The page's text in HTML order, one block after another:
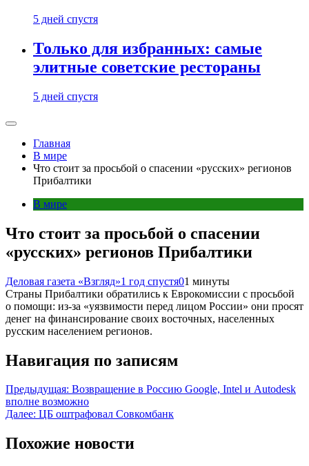
5 дней спустя
Только для избранных: самые
элитные советские рестораны
5 дней спустя
Главная
В мире
Что стоит за просьбой о спасении «русских» регионов
Прибалтики
В мире
Что стоит за просьбой о спасении
«русских» регионов Прибалтики
Деловая газета «Взгляд»1 год спустя01 минуты
Страны Прибалтики обратились к Еврокомиссии с просьбой
о помощи: из-за «уязвимости перед лицом России» они просят
денег на финансирование своих восточных, населенных
русским населением регионов.
Навигация по записям
Предыдущая: Возвращение в Россию Google, Intel и Autodesk
вполне возможно
Далее: ЦБ оштрафовал Совкомбанк
Похожие новости